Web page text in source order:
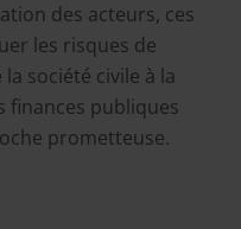
des acteurs, ces
les risques de
société civile à la
finances publiques
prometteuse.